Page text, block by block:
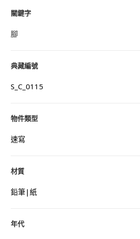
關鍵字
腳
典藏編號
S_C_0115
物件類型
速寫
材質
鉛筆|紙
年代